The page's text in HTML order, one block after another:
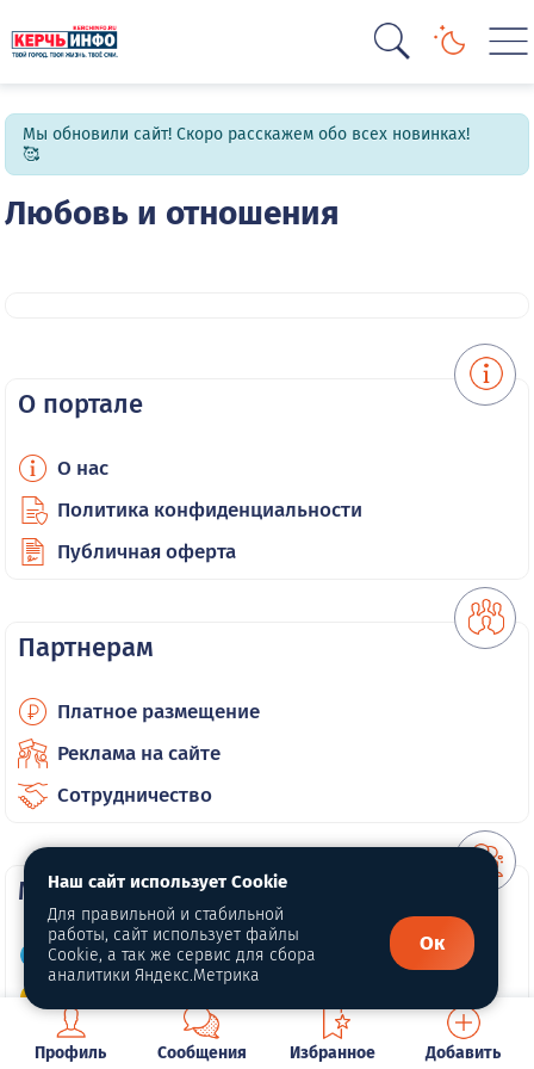
Мы обновили сайт! Скоро расскажем обо всех новинках!
🥰
Любовь и отношения
О портале
О нас
Политика конфиденциальности
Публичная оферта
Партнерам
Платное размещение
Реклама на сайте
Сотрудничество
Мы в соц. сетях
Мы ВКонтакте
Мы в Max
Профиль Сообщения Избранное Добавить
Наш сайт использует Cookie
Для правильной и стабильной
работы, сайт использует файлы
Cookie, а так же сервис для сбора
аналитики Яндекс.Метрика
Ок